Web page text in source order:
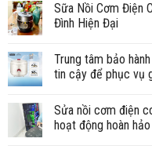
Sữa Nồi Cơm Điện
Đình Hiện Đại
Trung tâm bảo
tin cậy để phục vụ
Sửa nồi cơm điện
hoạt động hoàn